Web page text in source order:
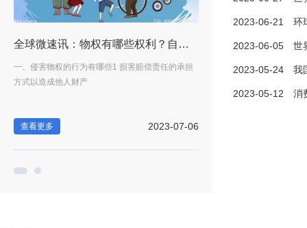
全球微速讯：物权有哪些权利？自物权指的是什么呢？
一、侵害物权的行为有哪些1 损害赔偿责任的承担
方式以造成他人财产
查看更多 2023-07-06
乱停车被刮是谁的责任?1 如
2023-06-21 环球信息
2023-06-05 世界快
2023-05-24 我国
2023-05-12 消费者